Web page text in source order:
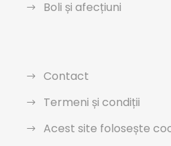
Boli și afecțiuni
Contact
Termeni și condiții
Acest site folosește